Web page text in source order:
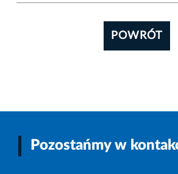
POWRÓT
Pozostańmy w